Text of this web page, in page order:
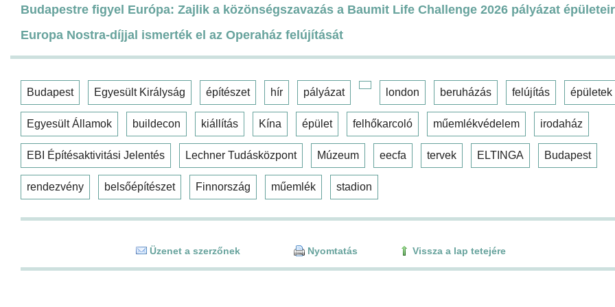
Budapestre figyel Európa: Zajlik a közönségszavazás a Baumit Life Challenge 2026 pályázat
Europa Nostra-díjjal ismerték el az Operaház felújítását
Budapest Egyesült Királyság építészet hír pályázat london beruházás felújítás épületek
Egyesült Államok buildecon kiállítás Kína épület felhőkarcoló műemlékvédelem irodaház
EBI Építésaktivitási Jelentés Lechner Tudásközpont Múzeum eecfa tervek ELTINGA Budapest
rendezvény belsőépítészet Finnország műemlék stadion
Üzenet a szerzőnek Nyomtatás Vissza a lap tetejére